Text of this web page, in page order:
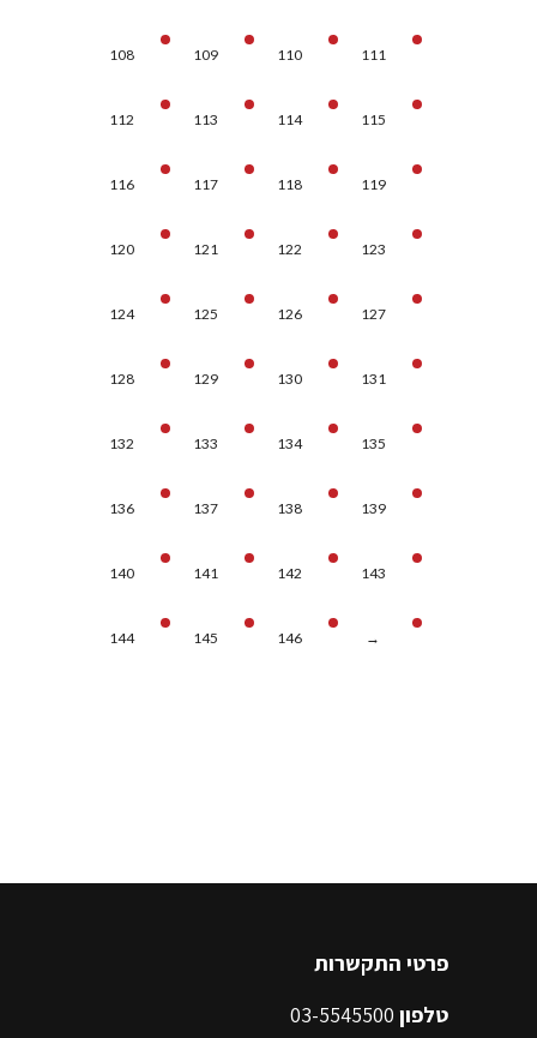
108 109 110 111
112 113 114 115
116 117 118 119
120 121 122 123
124 125 126 127
128 129 130 131
132 133 134 135
136 137 138 139
140 141 142 143
144 145 146 →
פרטי התקשרות
טלפון